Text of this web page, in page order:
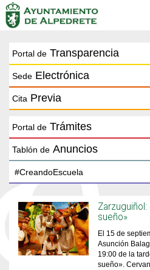
Portal de Transparencia
Sede Electrónica
Cita Previa
Portal de Trámites
Tablón de Anuncios
sueño»
El 15 de
Asunción
19:00 de la
sueño».